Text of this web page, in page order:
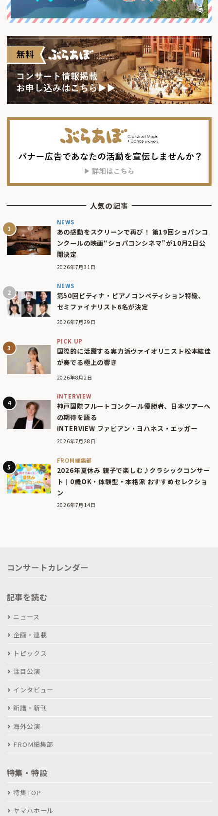
人気の記事
NEWS
あの感動をスクリーンで再び！ 第19回ショパンコ
ンクールの映画“ショパコンシネマ”が10月2日公
開決定
2026年7月31日
NEWS
第50回ピティナ・ピアノコンペティション特級、
セミファイナリスト6名が決定
2026年7月29日
PICK UP
国際的に活躍する実力派ヴァイオリニスト松本紘佳
が奏でる極上の響き
2026年8月2日
INTERVIEW
神戸国際フルートコンクール優勝者、日本ツアーへ
の期待を語る
INTERVIEW ファビアン・ヨハネス・エッガー
2026年7月28日
FROM編集部
2026年夏休み 親子で楽しむ♪クラシックコンサー
ト｜0歳OK・体験型・本格派 おすすめセレクショ
ン
2026年7月14日
コンサートカレンダー
記事を読む
ニュース
企画・連載
トピックス
注目公演
インタビュー
新譜・新刊
海外公演
FROM編集部
特集・特設
特集TOP
ヤマハホール